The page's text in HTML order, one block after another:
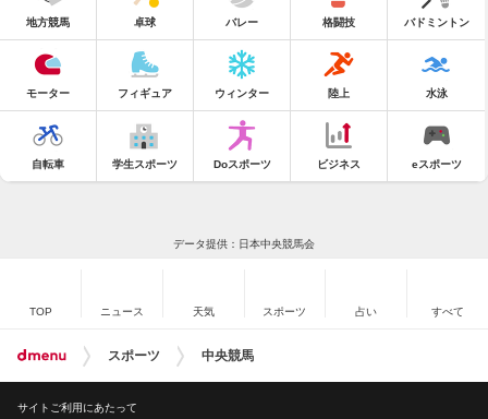
地方競馬 卓球 バレー 格闘技 バドミントン
モーター フィギュア ウィンター 陸上 水泳
自転車 学生スポーツ Doスポーツ ビジネス eスポーツ
データ提供：日本中央競馬会
TOP ニュース 天気 スポーツ 占い すべて
スポーツ 中央競馬
サイトご利用にあたって